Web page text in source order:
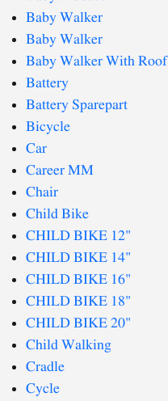
Baby Walker
Baby Walker
Baby Walker With Roof
Battery
Battery Sparepart
Bicycle
Car
Career MM
Chair
Child Bike
CHILD BIKE 12"
CHILD BIKE 14"
CHILD BIKE 16"
CHILD BIKE 18"
CHILD BIKE 20"
Child Walking
Cradle
Cycle